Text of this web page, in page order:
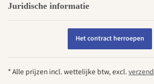
Juridische informatie
Het contract herroepen
* Alle prijzen incl. wettelijke btw, excl.